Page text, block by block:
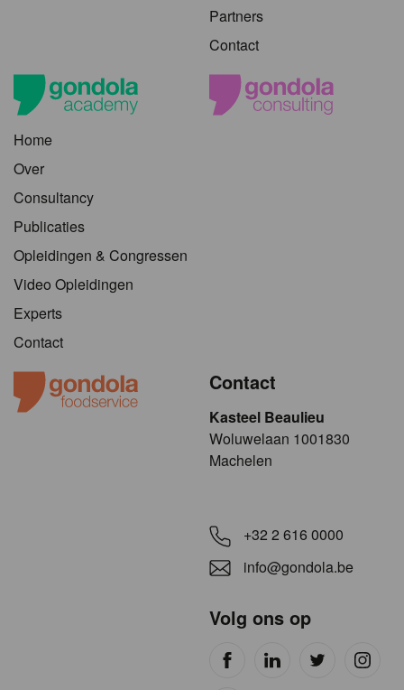
Partners
Contact
Home
Over
Consultancy
Publicaties
Opleidingen & Congressen
Video Opleidingen
Experts
Contact
Contact
Kasteel Beaulieu
​​​Woluwelaan 1001830
Machelen
+32 2 616 0000
info@gondola.be
Volg ons op